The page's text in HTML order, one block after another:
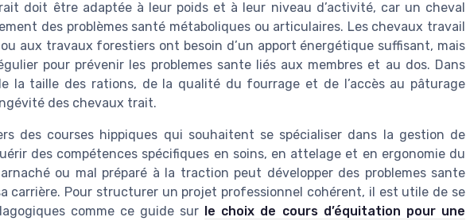
doit être adaptée à leur poids et à leur niveau d’activité, car un cheval
des problèmes santé métaboliques ou articulaires. Les chevaux travail
aux travaux forestiers ont besoin d’un apport énergétique suffisant, mais
pour prévenir les problemes sante liés aux membres et au dos. Dans
la taille des rations, de la qualité du fourrage et de l’accès au pâturage
des chevaux trait.
des courses hippiques qui souhaitent se spécialiser dans la gestion de
des compétences spécifiques en soins, en attelage et en ergonomie du
ou mal préparé à la traction peut développer des problemes sante
carrière. Pour structurer un projet professionnel cohérent, il est utile de se
comme ce guide sur
le choix de cours d’équitation pour une